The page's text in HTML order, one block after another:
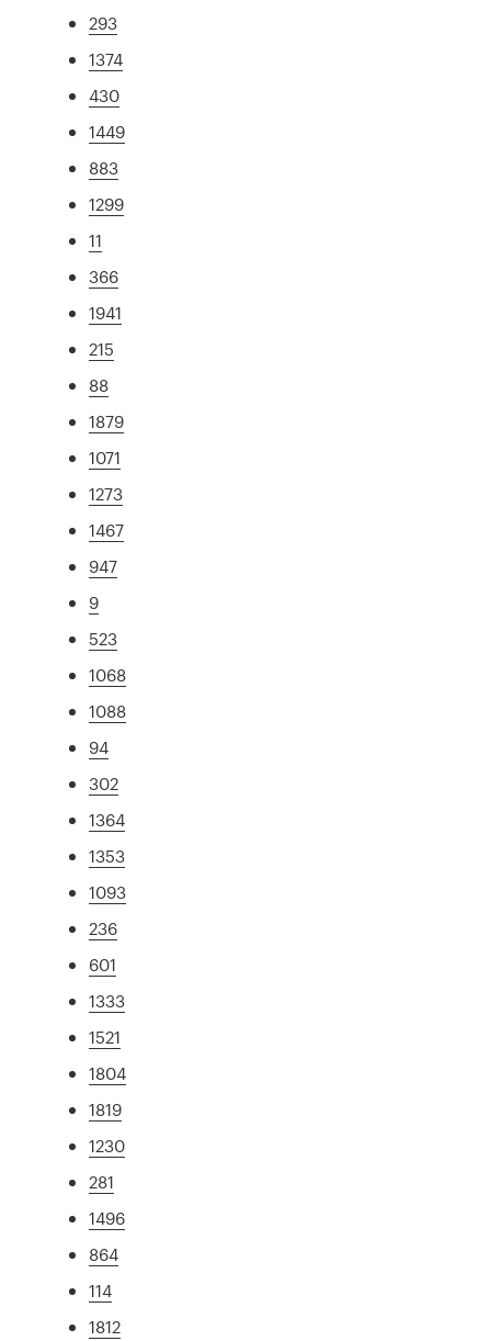
293
1374
430
1449
883
1299
11
366
1941
215
88
1879
1071
1273
1467
947
9
523
1068
1088
94
302
1364
1353
1093
236
601
1333
1521
1804
1819
1230
281
1496
864
114
1812